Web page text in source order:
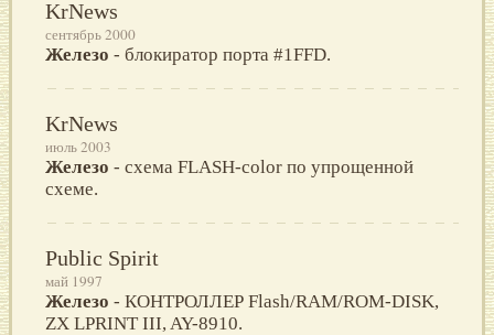
KrNews
сентябрь 2000
Железо - блокиратор порта #1FFD.
KrNews
июль 2003
Железо - схема FLASH-color по упрощенной
схеме.
Public Spirit
май 1997
Железо - КОНТРОЛЛЕР Flash/RAM/ROM-DISK,
ZX LPRINT III, AY-8910.